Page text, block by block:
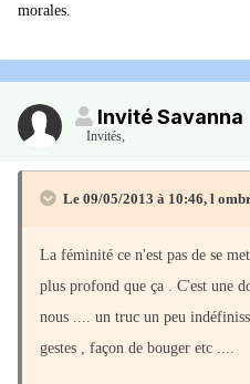
morales.
Invité Savanna
Invités
Le 09/05/2013 à 10:46, l
La féminité ce n'est pas de se
plus profond que ça . C'est une
nous .... un truc un peu
gestes , façon de bouger etc ....